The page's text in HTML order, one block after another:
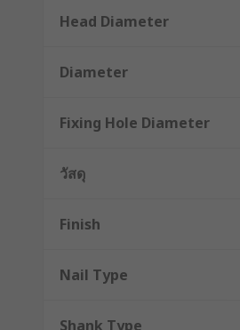
Head Diameter
Diameter
Fixing Hole Diameter
วัสดุ
Finish
Nail Type
Shank Type